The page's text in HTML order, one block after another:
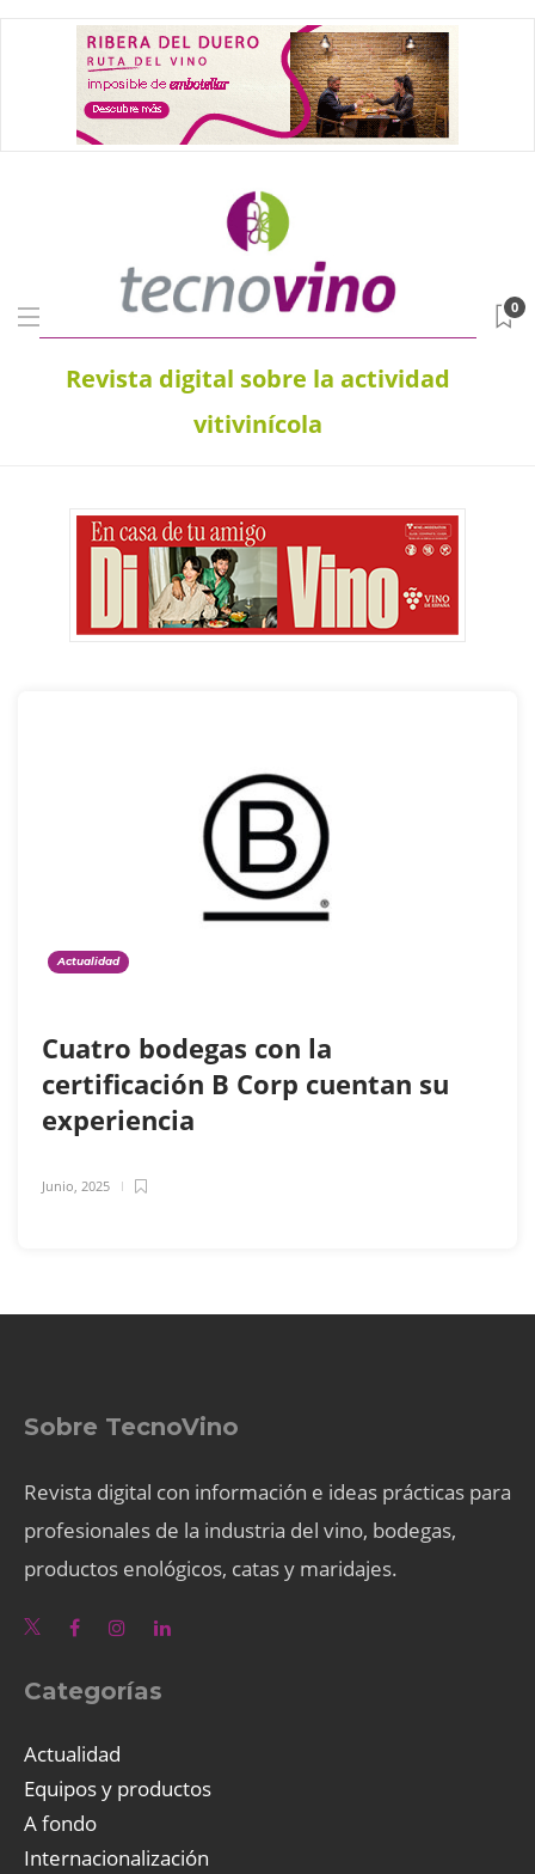
Revista digital sobre la actividad
vitivinícola
0
Actualidad
Cuatro bodegas con la
certificación B Corp cuentan su
experiencia
Junio, 2025
Sobre TecnoVino
Revista digital con información e ideas prácticas para
profesionales de la industria del vino, bodegas,
productos enológicos, catas y maridajes.
Categorías
Actualidad
Equipos y productos
A fondo
Internacionalización